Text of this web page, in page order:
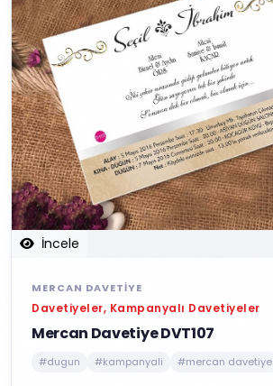
İncele
MERCAN DAVETIYE
Davetiyeler, Kampanyalı Davetiyeler
Mercan Davetiye DVT107
#dugun #kampanyali #mercan davetiye